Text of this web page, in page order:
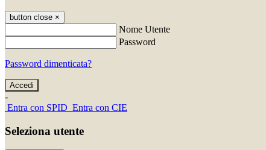
button close ×
Nome Utente
Password
Password dimenticata?
-
Entra con SPID Entra con CIE
Seleziona utente